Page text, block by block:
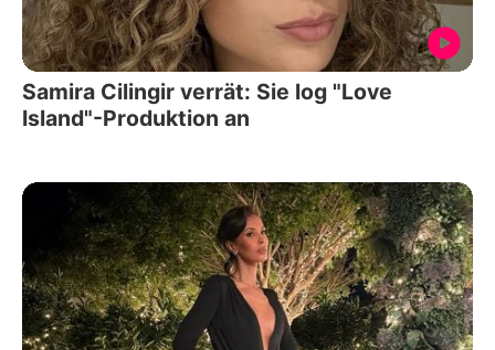
Samira Cilingir verrät: Sie log "Love
Island"-Produktion an